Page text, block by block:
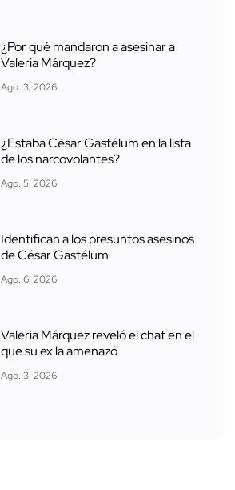
¿Por qué mandaron a asesinar a
Valeria Márquez?
Ago. 3, 2026
¿Estaba César Gastélum en la lista
de los narcovolantes?
Ago. 5, 2026
Identifican a los presuntos asesinos
de César Gastélum
Ago. 6, 2026
Valeria Márquez reveló el chat en el
que su ex la amenazó
Ago. 3, 2026